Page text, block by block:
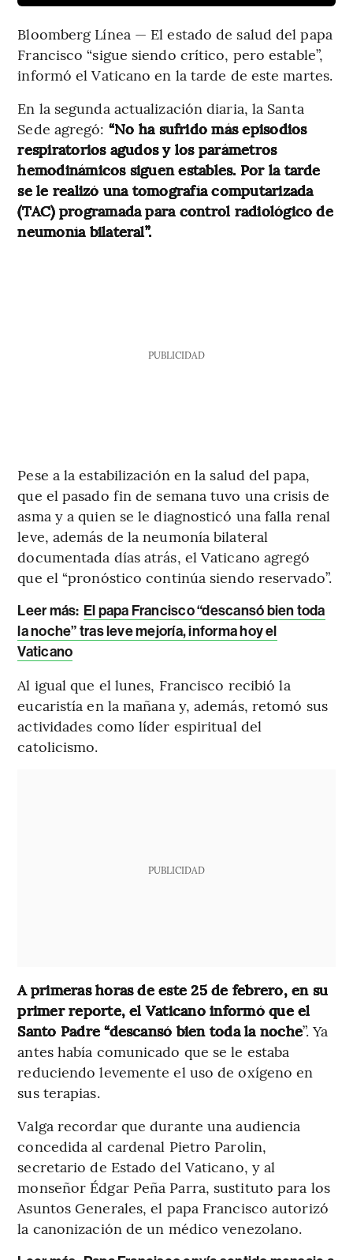
Bloomberg Línea — El estado de salud del papa
Francisco “sigue siendo crítico, pero estable”,
informó el Vaticano en la tarde de este martes.
En la segunda actualización diaria, la Santa
Sede agregó: “No ha sufrido más episodios
respiratorios agudos y los parámetros
hemodinámicos siguen estables. Por la tarde
se le realizó una tomografía computarizada
(TAC) programada para control radiológico de
neumonía bilateral”.
PUBLICIDAD
Pese a la estabilización en la salud del papa,
que el pasado fin de semana tuvo una crisis de
asma y a quien se le diagnosticó una falla renal
leve, además de la neumonía bilateral
documentada días atrás, el Vaticano agregó
que el “pronóstico continúa siendo reservado”.
Leer más: El papa Francisco “descansó bien toda
la noche” tras leve mejoría, informa hoy el
Vaticano
Al igual que el lunes, Francisco recibió la
eucaristía en la mañana y, además, retomó sus
actividades como líder espiritual del
catolicismo.
PUBLICIDAD
A primeras horas de este 25 de febrero, en su
primer reporte, el Vaticano informó que el
Santo Padre “descansó bien toda la noche”. Ya
antes había comunicado que se le estaba
reduciendo levemente el uso de oxígeno en
sus terapias.
Valga recordar que durante una audiencia
concedida al cardenal Pietro Parolin,
secretario de Estado del Vaticano, y al
monseñor Édgar Peña Parra, sustituto para los
Asuntos Generales, el papa Francisco autorizó
la canonización de un médico venezolano.